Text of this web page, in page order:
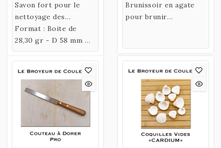
Savon fort pour le
nettoyage des
pinceaux - Un des
meilleurs savons
Format : Boite de
28,30 gr - D 58 mm H
42 mm
Brunissoir en agate
pour brunir